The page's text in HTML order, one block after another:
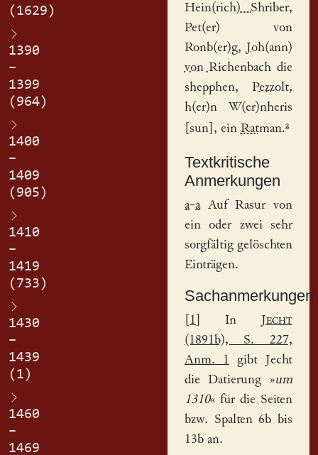
(1629)
1390
–
1399
(964)
1400
–
1409
(905)
1410
–
1419
(733)
1430
–
1439
(1)
1460
–
1469
Hein(rich) Shriber,
Pet(er) von
Ronb(er)g,Joh(ann)
von Richenbach die
shepphen, Pezzolt,
h(er)n W(er)nheris
[sun], ein Ratman.a
Textkritische
Anmerkungen
a-aAuf Rasur von
ein oder zwei sehr
sorgfältig gelöschten
Einträgen.
Sachanmerkungen
1 ] In Jecht
(1891b), S. 227,
Anm. 1
gibt Jecht
die Datierung »um
1310« für die Seiten
bzw. Spalten 6b bis
13b an.